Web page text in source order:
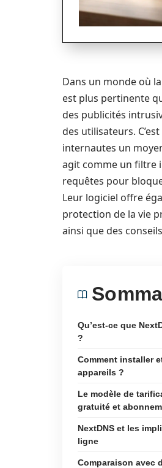
Dans un monde où
est plus pertinente
des publicités
des utilisateurs.
internautes un
agit comme un filtre
requêtes pour
Leur logiciel offre
protection de la vie
ainsi que des
Qu’est-ce que
?
Comment installer
appareils ?
Le modèle de
gratuité et
NextDNS et les
ligne
Comparaison avec